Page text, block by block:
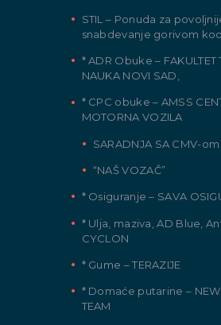
STIL – Ponuda za
snabdevanje gorivom
* ADR Obuke – FAKULTET
NAUKA NOVI SAD,
* CPC obuke – AMSS
MOTORNA VOZILA
SARADNJA SA CMV-om
“NAŠ VOZAČ”
* Osiguranje – SAVA
* Ulja, maziva, AD Blue,
CYCLON
* Gume – TERAZIJE
* Domaće putarine – NEW
TEAM